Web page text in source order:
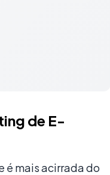
de E-
é mais acirrada do